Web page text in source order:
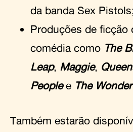
da banda Sex Pistols;
Produções de ficção
comédia como The
Leap, Maggie,
Peoplee The
Também estarão